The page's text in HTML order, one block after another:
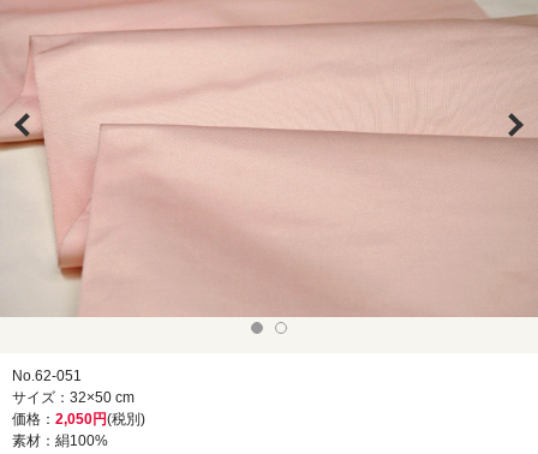
No.62-051
サイズ：32×50 cm
価格： 2,050円(税別)
素材：絹100%